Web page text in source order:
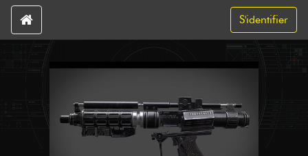
S'identifier